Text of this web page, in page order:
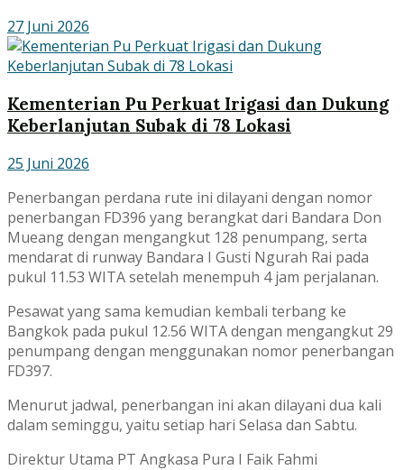
27 Juni 2026
Kementerian Pu Perkuat Irigasi dan Dukung
Keberlanjutan Subak di 78 Lokasi
25 Juni 2026
Penerbangan perdana rute ini dilayani dengan nomor
penerbangan FD396 yang berangkat dari Bandara Don
Mueang dengan mengangkut 128 penumpang, serta
mendarat di runway Bandara I Gusti Ngurah Rai pada
pukul 11.53 WITA setelah menempuh 4 jam perjalanan.
Pesawat yang sama kemudian kembali terbang ke
Bangkok pada pukul 12.56 WITA dengan mengangkut 29
penumpang dengan menggunakan nomor penerbangan
FD397.
Menurut jadwal, penerbangan ini akan dilayani dua kali
dalam seminggu, yaitu setiap hari Selasa dan Sabtu.
Direktur Utama PT Angkasa Pura I Faik Fahmi